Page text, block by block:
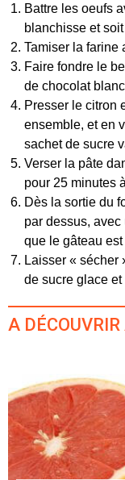
Battre les oeufs
blanchisse et
Tamiser la farine
Faire fondre le
de chocolat
Presser le citron
ensemble, et en
sachet de sucre
Verser la pâte
pour 25 minutes
Dès la sortie du
par dessus,
que le gâteau est
Laisser « sécher
de sucre glace et
A DÉCOUVRIR